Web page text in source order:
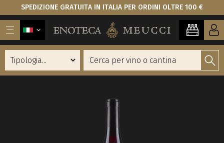
SPEDIZIONE GRATUITA IN ITALIA PER ORDINI OLTRE 100 €